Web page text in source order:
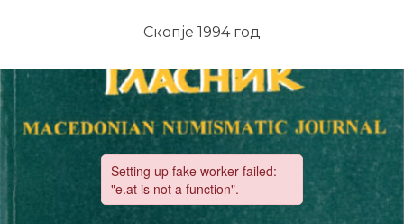
Скопје 1994 год